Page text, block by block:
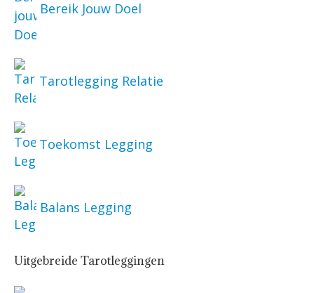
Bereik Jouw Doel
Tarotlegging Relatie
Toekomst Legging
Balans Legging
Uitgebreide Tarotleggingen